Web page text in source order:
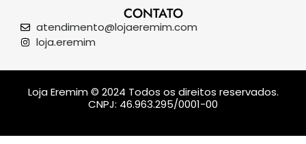
CONTATO
atendimento@lojaeremim.com
loja.eremim
Loja Eremim © 2024 Todos os direitos reservados.
CNPJ: 46.963.295/0001-00